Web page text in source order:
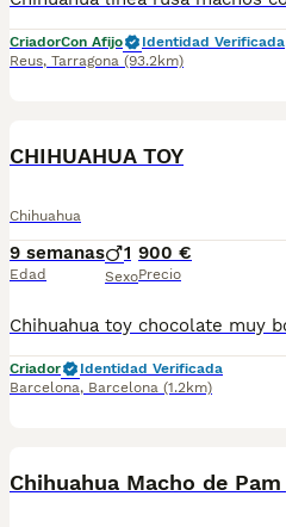
CriadorCon Afijo
Identidad Verificada
Reus, Tarragona (93.2km)
CHIHUAHUA TOY
Chihuahua
9 semanas
Edad
1
Sexo
900 €
Precio
Criador
Identidad Verificada
Barcelona, Barcelona (1.2km)